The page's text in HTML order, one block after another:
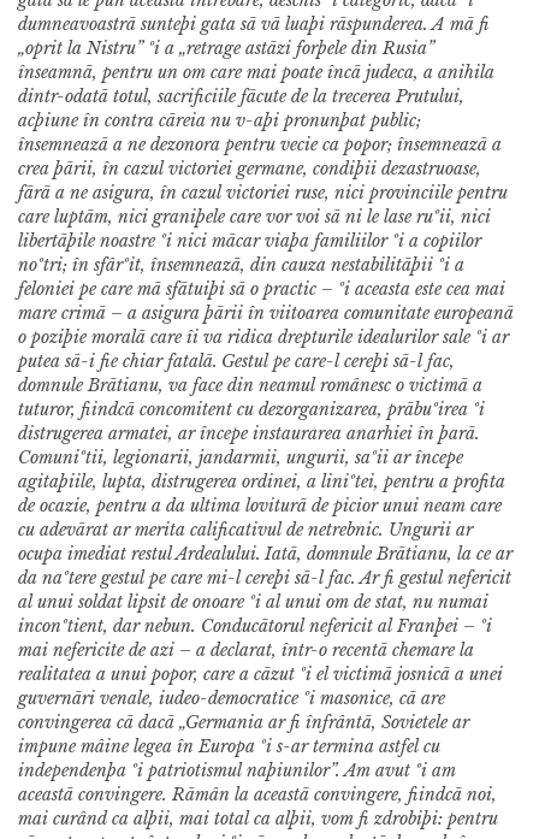
dumneavoastrã sunteþi gata sã vã luaþi rãspunderea. A mã fi
„oprit la Nistru” ºi a „retrage astãzi forþele din Rusia”
înseamnã, pentru un om care mai poate încã judeca, a anihila
dintr-odatã totul, sacrificiile fãcute de la trecerea Prutului,
acþiune în contra cãreia nu v-aþi pronunþat public;
însemneazã a ne dezonora pentru vecie ca popor; însemneazã a
crea þãrii, în cazul victoriei germane, condiþii dezastruoase,
fãrã a ne asigura, în cazul victoriei ruse, nici provinciile pentru
care luptãm, nici graniþele care vor voi sã ni le lase ruºii, nici
libertãþile noastre ºi nici mãcar viaþa familiilor ºi a copiilor
noºtri; în sfârºit, însemneazã, din cauza nestabilitãþii ºi a
feloniei pe care mã sfãtuiþi sã o practic – ºi aceasta este cea mai
mare crimã – a asigura þãrii în viitoarea comunitate europeanã
o poziþie moralã care îi va ridica drepturile idealurilor sale ºi ar
putea sã-i fie chiar fatalã. Gestul pe care-l cereþi sã-l fac,
domnule Brãtianu, va face din neamul românesc o victimã a
tuturor, fiindcã concomitent cu dezorganizarea, prãbuºirea ºi
distrugerea armatei, ar începe instaurarea anarhiei în þarã.
Comuniºtii, legionarii, jandarmii, ungurii, saºii ar începe
agitaþiile, lupta, distrugerea ordinei, a liniºtei, pentru a profita
de ocazie, pentru a da ultima loviturã de picior unui neam care
cu adevãrat ar merita calificativul de netrebnic. Ungurii ar
ocupa imediat restul Ardealului. Iatã, domnule Brãtianu, la ce ar
da naºtere gestul pe care mi-l cereþi sã-l fac. Ar fi gestul nefericit
al unui soldat lipsit de onoare ºi al unui om de stat, nu numai
inconºtient, dar nebun. Conducãtorul nefericit al Franþei – ºi
mai nefericite de azi – a declarat, într-o recentã chemare la
realitatea a unui popor, care a cãzut ºi el victimã josnicã a unei
guvernãri venale, iudeo-democratice ºi masonice, cã are
convingerea cã dacã „Germania ar fi înfrântã, Sovietele ar
impune mâine legea în Europa ºi s-ar termina astfel cu
independenþa ºi patriotismul naþiunilor”. Am avut ºi am
aceastã convingere. Rãmân la aceastã convingere, fiindcã noi,
mai curând ca alþii, mai total ca alþii, vom fi zdrobiþi: pentru